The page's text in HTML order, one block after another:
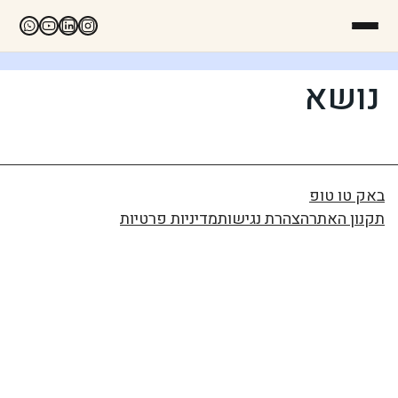
נושא
באק טו טופ
תקנון האתרהצהרת נגישותמדיניות פרטיות